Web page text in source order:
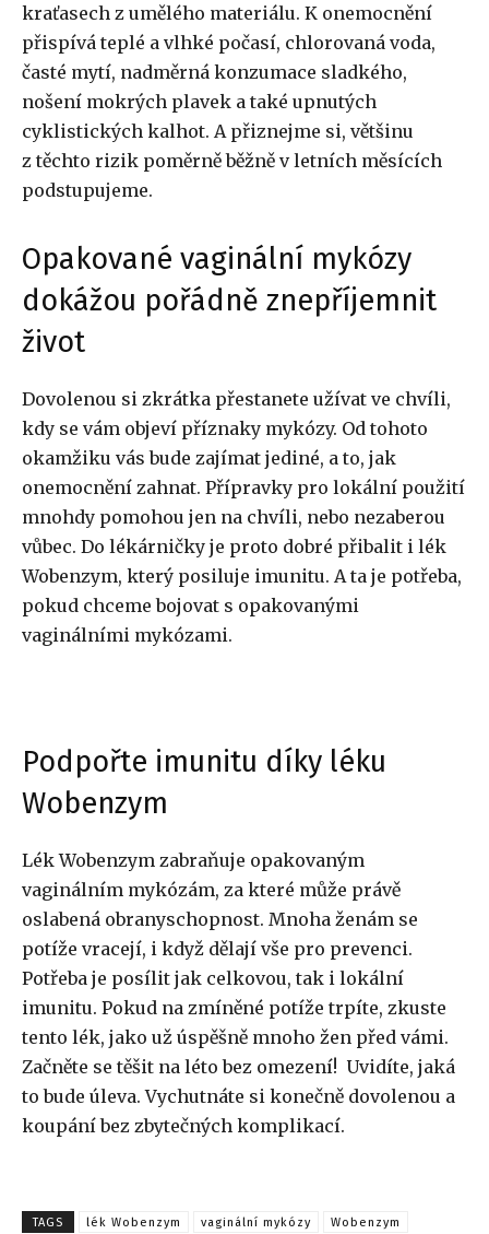
kraťasech z umělého materiálu. K onemocnění
přispívá teplé a vlhké počasí, chlorovaná voda,
časté mytí, nadměrná konzumace sladkého,
nošení mokrých plavek a také upnutých
cyklistických kalhot. A přiznejme si, většinu
z těchto rizik poměrně běžně v letních měsících
podstupujeme.
Opakované vaginální mykózy
dokážou pořádně znepříjemnit
život
Dovolenou si zkrátka přestanete užívat ve chvíli,
kdy se vám objeví příznaky mykózy. Od tohoto
okamžiku vás bude zajímat jediné, a to, jak
onemocnění zahnat. Přípravky pro lokální použití
mnohdy pomohou jen na chvíli, nebo nezaberou
vůbec. Do lékárničky je proto dobré přibalit i lék
Wobenzym, který posiluje imunitu. A ta je potřeba,
pokud chceme bojovat s opakovanými
vaginálními mykózami.
Podpořte imunitu díky léku
Wobenzym
Lék Wobenzym zabraňuje opakovaným
vaginálním mykózám, za které může právě
oslabená obranyschopnost. Mnoha ženám se
potíže vracejí, i když dělají vše pro prevenci.
Potřeba je posílit jak celkovou, tak i lokální
imunitu. Pokud na zmíněné potíže trpíte, zkuste
tento lék, jako už úspěšně mnoho žen před vámi.
Začněte se těšit na léto bez omezení! Uvidíte, jaká
to bude úleva. Vychutnáte si konečně dovolenou a
koupání bez zbytečných komplikací.
TAGS lék Wobenzym vaginální mykózy Wobenzym